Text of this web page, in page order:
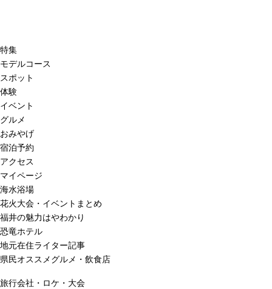
特集
モデルコース
スポット
体験
イベント
グルメ
おみやげ
宿泊予約
アクセス
マイページ
海水浴場
花火大会・イベントまとめ
福井の魅力はやわかり
恐竜ホテル
地元在住ライター記事
県民オススメグルメ・飲食店
旅行会社・ロケ・大会